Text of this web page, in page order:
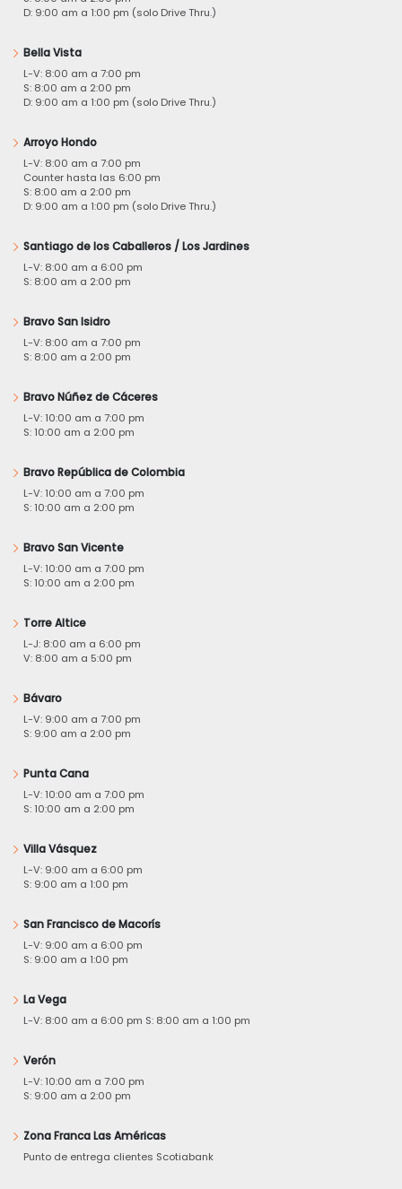
D: 9:00 am a 1:00 pm (solo Drive Thru.)
Bella Vista
L-V: 8:00 am a 7:00 pm
S: 8:00 am a 2:00 pm
D: 9:00 am a 1:00 pm (solo Drive Thru.)
Arroyo Hondo
L-V: 8:00 am a 7:00 pm
Counter hasta las 6:00 pm
S: 8:00 am a 2:00 pm
D: 9:00 am a 1:00 pm (solo Drive Thru.)
Santiago de los Caballeros / Los Jardines
L-V: 8:00 am a 6:00 pm
S: 8:00 am a 2:00 pm
Bravo San Isidro
L-V: 8:00 am a 7:00 pm
S: 8:00 am a 2:00 pm
Bravo Núñez de Cáceres
L-V: 10:00 am a 7:00 pm
S: 10:00 am a 2:00 pm
Bravo República de Colombia
L-V: 10:00 am a 7:00 pm
S: 10:00 am a 2:00 pm
Bravo San Vicente
L-V: 10:00 am a 7:00 pm
S: 10:00 am a 2:00 pm
Torre Altice
L-J: 8:00 am a 6:00 pm
V: 8:00 am a 5:00 pm
Bávaro
L-V: 9:00 am a 7:00 pm
S: 9:00 am a 2:00 pm
Punta Cana
L-V: 10:00 am a 7:00 pm
S: 10:00 am a 2:00 pm
Villa Vásquez
L-V: 9:00 am a 6:00 pm
S: 9:00 am a 1:00 pm
San Francisco de Macorís
L-V: 9:00 am a 6:00 pm
S: 9:00 am a 1:00 pm
La Vega
L-V: 8:00 am a 6:00 pm S: 8:00 am a 1:00 pm
Verón
L-V: 10:00 am a 7:00 pm
S: 9:00 am a 2:00 pm
Zona Franca Las Américas
Punto de entrega clientes Scotiabank